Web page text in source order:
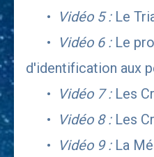
•
Vidéo 5 : Le
•
Vidéo 6 : Le
d'identification aux
•
Vidéo 7 : Les
•
Vidéo 8 : Les
•
Vidéo 9 : La